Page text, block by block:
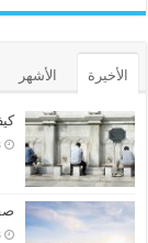
الأخيرة الأشهر